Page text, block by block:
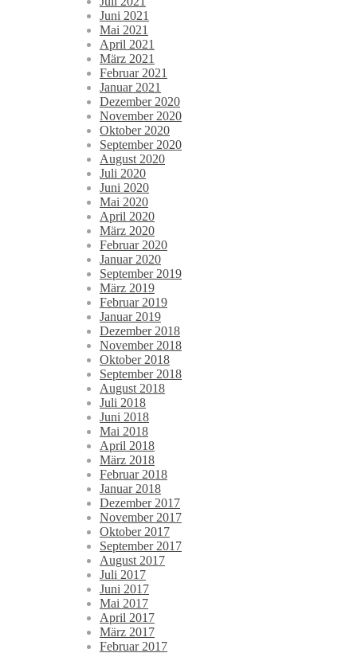
Juni 2021
Mai 2021
April 2021
März 2021
Februar 2021
Januar 2021
Dezember 2020
November 2020
Oktober 2020
September 2020
August 2020
Juli 2020
Juni 2020
Mai 2020
April 2020
März 2020
Februar 2020
Januar 2020
September 2019
März 2019
Februar 2019
Januar 2019
Dezember 2018
November 2018
Oktober 2018
September 2018
August 2018
Juli 2018
Juni 2018
Mai 2018
April 2018
März 2018
Februar 2018
Januar 2018
Dezember 2017
November 2017
Oktober 2017
September 2017
August 2017
Juli 2017
Juni 2017
Mai 2017
April 2017
März 2017
Februar 2017